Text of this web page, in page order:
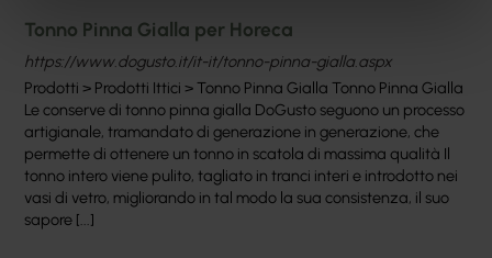
Tonno Pinna Gialla per Horeca
https://www.dogusto.it/it-it/tonno-pinna-gialla.aspx
Prodotti > Prodotti Ittici > Tonno Pinna Gialla Tonno Pinna Gialla
Le conserve di tonno pinna gialla DoGusto seguono un processo
artigianale, tramandato di generazione in generazione, che
permette di ottenere un tonno in scatola di massima qualità Il
tonno intero viene pulito, tagliato in tranci interi e introdotto nei
vasi di vetro, migliorando in tal modo la sua consistenza, il suo
sapore [...]